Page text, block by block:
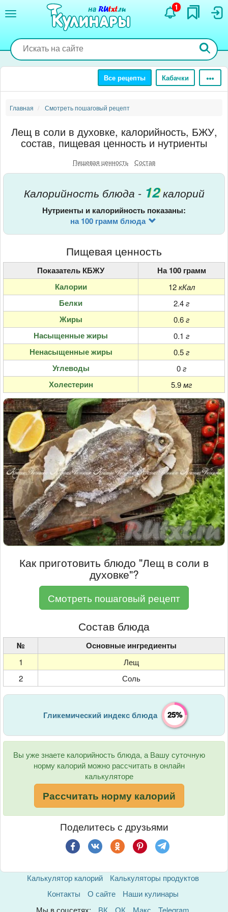
содержанию
1
Все рецепты Кабачки
Главная Смотреть пошаговый рецепт
Лещ в соли в духовке, калорийность, БЖУ,
состав, пищевая ценность и нутриенты
Пищевая ценность Состав
Калорийность блюда - 12 калорий
Нутриенты и калорийность показаны:
на 100 грамм блюда
Пищевая ценность
Показатель КБЖУ
На 100 грамм
Калории
12 кКал
Белки 2.4г
Жиры 0.6г
Насыщенные жиры 0.1 г
Ненасыщенные жиры 0.5г
Углеводы 0г
Холестерин 5.9мг
Как приготовить блюдо "Лещ в соли в
духовке"?
Смотреть пошаговый рецепт
Состав блюда
№ Основные ингредиенты
1
Лещ
2
Соль
Гликемический индекс блюда 25%
Вы уже знаете калорийность блюда, а Вашу суточную
норму калорий можно рассчитать в онлайн
калькуляторе
Рассчитать норму калорий
Поделитесь с друзьями
Калькулятор калорий
Калькуляторы продуктов
Контакты
О сайте
Наши кулинары
Мы в соцсетях:
ВК ОК Макс Telegram